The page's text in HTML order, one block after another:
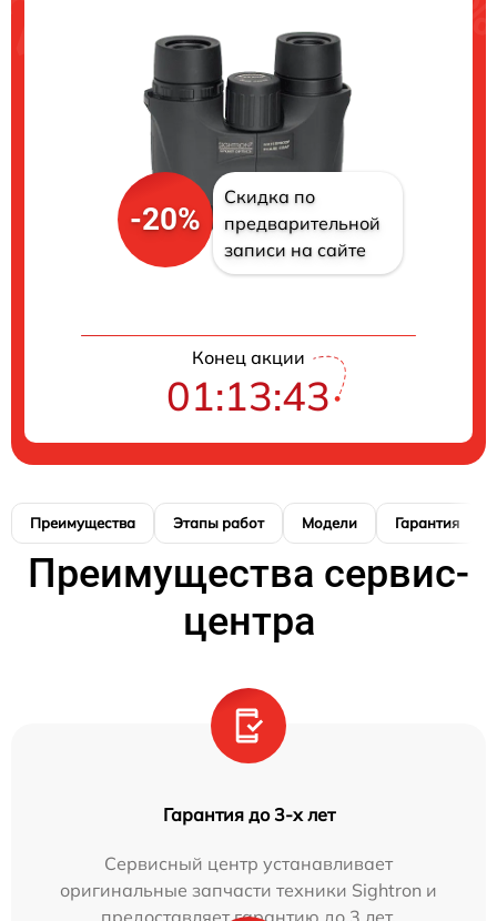
-20%
Скидка по
предварительной
записи на сайте
Конец акции
01:13:42
Преимущества Этапы работ Модели Гарантия
Преимущества сервис-
центра
Гарантия до 3-х лет
Сервисный центр устанавливает
оригинальные запчасти техники Sightron и
предоставляет гарантию до 3 лет.